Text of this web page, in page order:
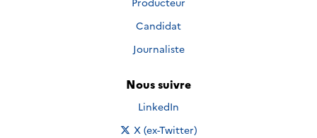
Candidat
Journaliste
Nous suivre
Nous suivre sur
LinkedIn
Nous suivre sur
X (ex-Twitter)